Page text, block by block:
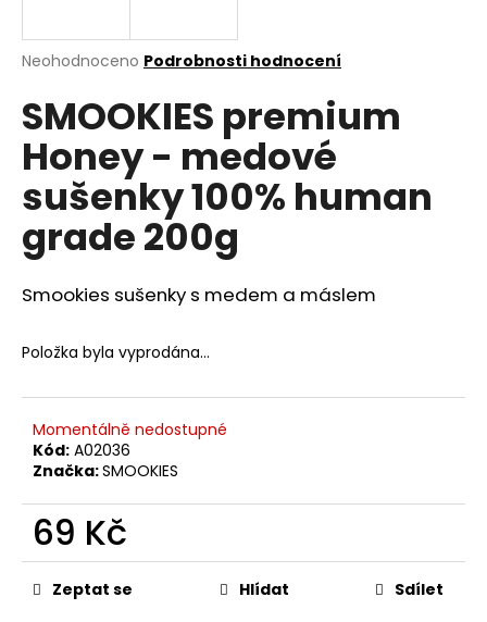
Průměrné
produktu
je
0,0
5
hvězdiček.
Neohodnoceno Podrobnosti hodnocení
SMOOKIES premium
Honey - medové
sušenky 100% human
grade 200g
Smookies sušenky s medem a máslem
Položka byla vyprodána…
Momentálně nedostupné
Kód: A02036
Značka:SMOOKIES
69 Kč
Měrná
cena:Zeptat se Hlídat Sdílet
j
t
?
HLEDAT
D
p
o
u
u
e
m